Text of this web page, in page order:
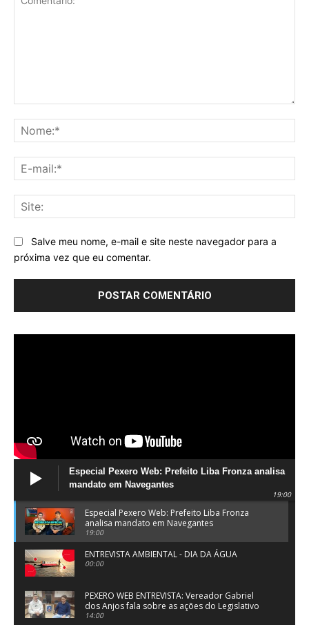
Salve meu nome, e-mail e site neste navegador para a
próxima vez que eu comentar.
Especial Pexero Web: Prefeito Liba Fronza analisa
mandato em Navegantes
19:00
Especial Pexero Web: Prefeito Liba Fronza
analisa mandato em Navegantes
19:00
ENTREVISTA AMBIENTAL - DIA DA ÁGUA
00:00
PEXERO WEB ENTREVISTA: Vereador Gabriel
dos Anjos fala sobre as ações do Legislativo
de Navegantes
14:00